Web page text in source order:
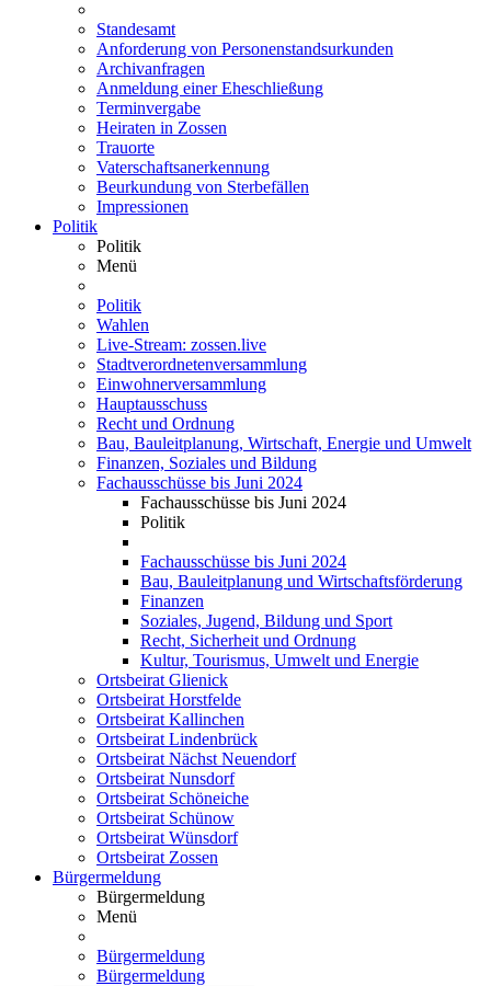
Standesamt
Anforderung von Personenstandsurkunden
Archivanfragen
Anmeldung einer Eheschließung
Terminvergabe
Heiraten in Zossen
Trauorte
Vaterschaftsanerkennung
Beurkundung von Sterbefällen
Impressionen
Politik
Politik
Menü
Politik
Wahlen
Live-Stream: zossen.live
Stadtverordnetenversammlung
Einwohnerversammlung
Hauptausschuss
Recht und Ordnung
Bau, Bauleitplanung, Wirtschaft, Energie und Umwelt
Finanzen, Soziales und Bildung
Fachausschüsse bis Juni 2024
Fachausschüsse bis Juni 2024
Politik
Fachausschüsse bis Juni 2024
Bau, Bauleitplanung und Wirtschaftsförderung
Finanzen
Soziales, Jugend, Bildung und Sport
Recht, Sicherheit und Ordnung
Kultur, Tourismus, Umwelt und Energie
Ortsbeirat Glienick
Ortsbeirat Horstfelde
Ortsbeirat Kallinchen
Ortsbeirat Lindenbrück
Ortsbeirat Nächst Neuendorf
Ortsbeirat Nunsdorf
Ortsbeirat Schöneiche
Ortsbeirat Schünow
Ortsbeirat Wünsdorf
Ortsbeirat Zossen
Bürgermeldung
Bürgermeldung
Menü
Bürgermeldung
Bürgermeldung